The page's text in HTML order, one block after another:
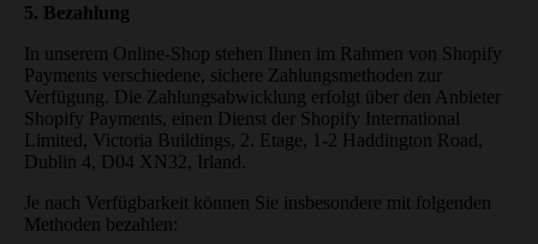
5. Bezahlung
In unserem Online-Shop stehen Ihnen im Rahmen von Shopify
Payments verschiedene, sichere Zahlungsmethoden zur
Verfügung. Die Zahlungsabwicklung erfolgt über den Anbieter
Shopify Payments, einen Dienst der Shopify International
Limited, Victoria Buildings, 2. Etage, 1-2 Haddington Road,
Dublin 4, D04 XN32, Irland.
Je nach Verfügbarkeit können Sie insbesondere mit folgenden
Methoden bezahlen: